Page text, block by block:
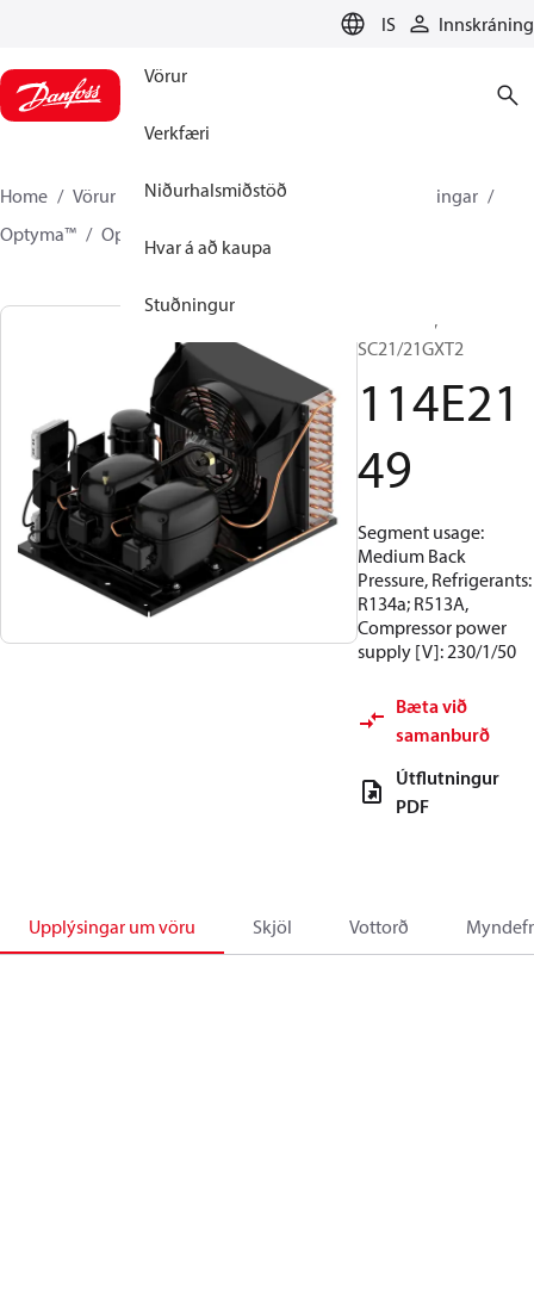
IS Innskráning
Vörur
Verkfæri
Niðurhalsmiðstöð
Hvar á að kaupa
Stuðningur
Home Vörur Climate Solutions kælikerfi
Kælieiningar
Optyma™
Optyma™ 114E2149
Optyma™,
SC21/21GXT2
114E21
49
Segment usage:
Medium Back
Pressure, Refrigerants:
R134a; R513A,
Compressor power
supply [V]: 230/1/50
Bæta við
samanburð
Útflutningur
PDF
Upplýsingar um vöru Skjöl Vottorð